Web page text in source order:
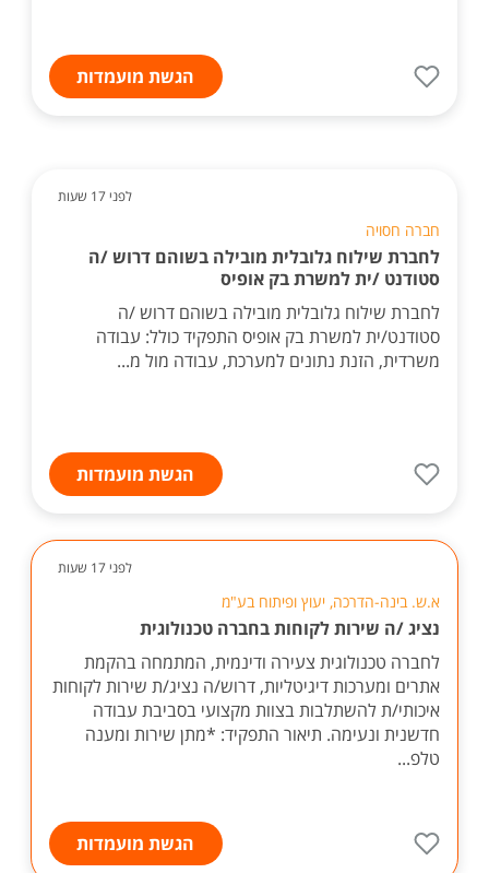
הגשת מועמדות
לפני 17 שעות
חברה חסויה
לחברת שילוח גלובלית מובילה בשוהם דרוש /ה
סטודנט /ית למשרת בק אופיס
לחברת שילוח גלובלית מובילה בשוהם דרוש /ה
סטודנט/ית למשרת בק אופיס התפקיד כולל: עבודה
משרדית, הזנת נתונים למערכת, עבודה מול מ...
הגשת מועמדות
לפני 17 שעות
א.ש. בינה-הדרכה, יעוץ ופיתוח בע"מ
נציג /ה שירות לקוחות בחברה טכנולוגית
לחברה טכנולוגית צעירה ודינמית, המתמחה בהקמת
אתרים ומערכות דיגיטליות, דרוש/ה נציג/ת שירות לקוחות
איכותי/ת להשתלבות בצוות מקצועי בסביבת עבודה
חדשנית ונעימה. תיאור התפקיד: *מתן שירות ומענה
טלפ...
הגשת מועמדות